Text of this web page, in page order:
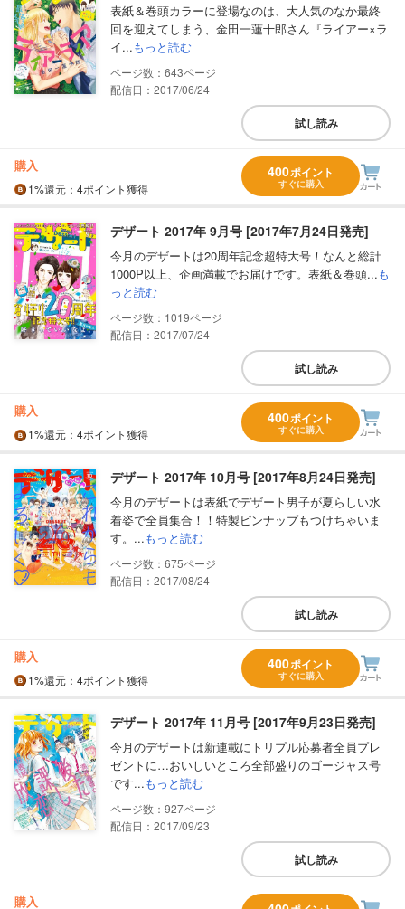
表紙＆巻頭カラーに登場なのは、大人気のなか最終
回を迎えてしまう、金田一蓮十郎さん『ライアー×ラ
イ...もっと読む
643
配信日：2017/06/24
試し読み
購入
1%還元 ：4ポイント獲得
400ポイント
すぐに購入
デザート 2017年 9月号 [2017年7月24日発売]
今月のデザートは20周年記念超特大号！なんと総計
1000P以上、企画満載でお届けです。表紙＆巻頭...も
っと読む
1019
配信日：2017/07/24
試し読み
購入
1%還元 ：4ポイント獲得
400ポイント
すぐに購入
デザート 2017年 10月号 [2017年8月24日発売]
今月のデザートは表紙でデザート男子が夏らしい水
着姿で全員集合！！特製ピンナップもつけちゃいま
す。...もっと読む
675
配信日：2017/08/24
試し読み
購入
1%還元 ：4ポイント獲得
400ポイント
すぐに購入
デザート 2017年 11月号 [2017年9月23日発売]
今月のデザートは新連載にトリプル応募者全員プレ
ゼントに…おいしいところ全部盛りのゴージャス号
です...もっと読む
927
配信日：2017/09/23
試し読み
購入